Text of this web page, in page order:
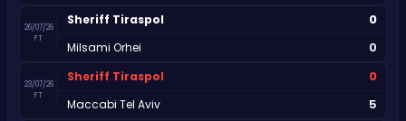
26/07/26
FT
Sheriff Tiraspol 0
Milsami Orhei 0
23/07/26
FT
Sheriff Tiraspol 0
Maccabi Tel Aviv 5